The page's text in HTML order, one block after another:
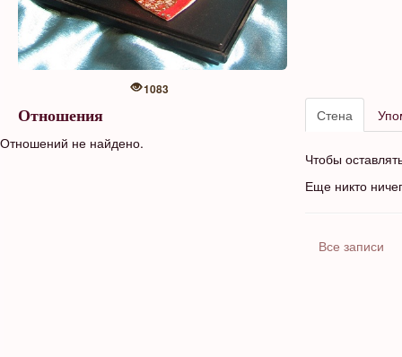
1083
Отношения
Отношений не найдено.
Стена
Чтобы
Еще никто
Все записи